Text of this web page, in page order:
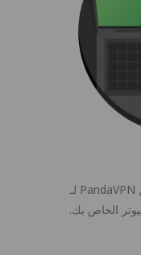
انقر فوق "تحميل مجاني" لتحميل PandaVPN لـ